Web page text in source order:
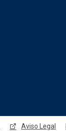
Aviso Legal